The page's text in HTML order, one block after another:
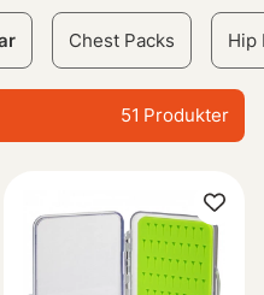
Chest Packs Hip
51 Produkter